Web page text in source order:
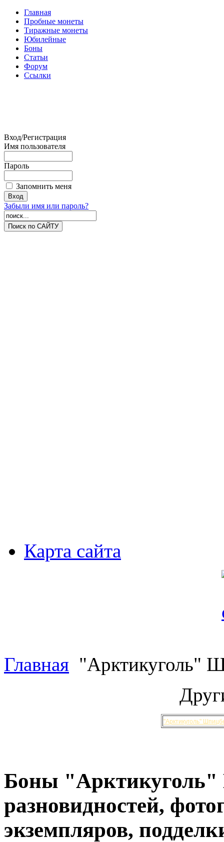
Главная
Пробные монеты
Тиражные монеты
Юбилейные
Боны
Статьи
Форум
Ссылки
Вход/Регистрация
Имя пользователя
Пароль
Запомнить меня
Забыли имя или пароль?
Карта сайта
Главная "Арктикуголь"
"Арктикуголь"
Боны "Арктикуголь"
разновидностей,
экземпляров,